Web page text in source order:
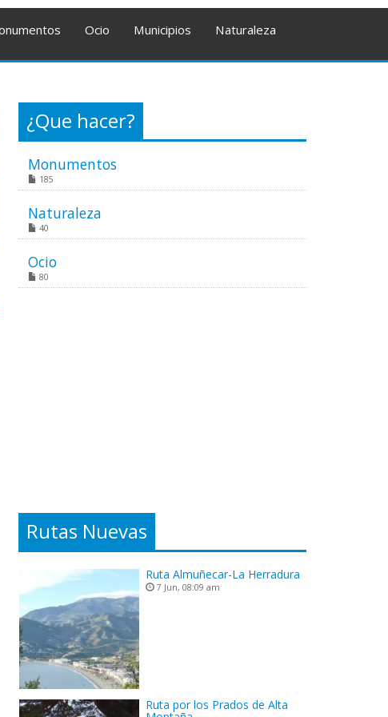
Ocio Municipios Naturaleza
¿Que hacer?
Monumentos
185
Naturaleza
40
Ocio
80
Rutas Nuevas
Ruta Almuñecar-La Herradura
7 Jun, 08:09 am
Ruta por los Prados de Alta